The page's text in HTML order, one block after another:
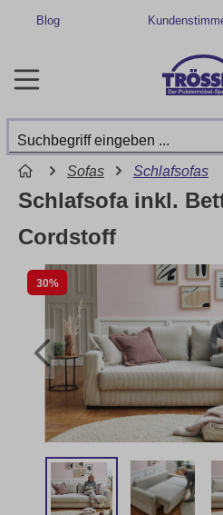
Blog
Sofas Schlafsofas
30%
Schlafsofa inkl.
Cordstoff